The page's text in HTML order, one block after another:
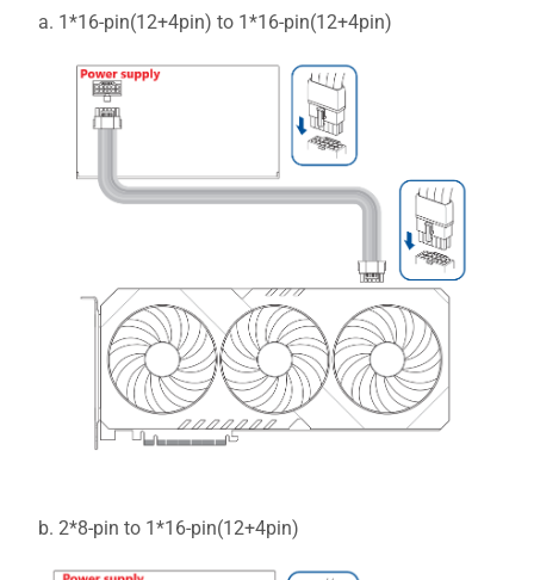
a. 1*16-pin(12+4pin) to 1*16-pin(12+4pin)
b. 2*8-pin to 1*16-pin(12+4pin)